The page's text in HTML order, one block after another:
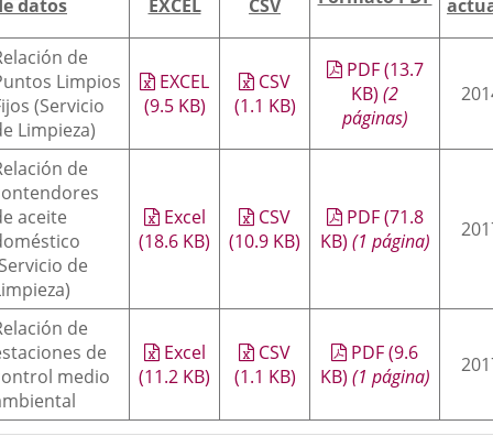
externa.externa.
datos
EXCEL
CSV
de
Limpios
(Servicio
Limpieza)
EXCEL
(9.5 KB)
CSV
(1.1 KB)
PDF(13.7
KB) (2
páginas)
de
aceite
de
Excel
(18.6 KB)
CSV
(10.9 KB)
PDF(71.8
KB) (1 página)
de
de
medio
Excel
(11.2 KB)
CSV
(1.1 KB)
PDF(9.6
KB) (1 página)